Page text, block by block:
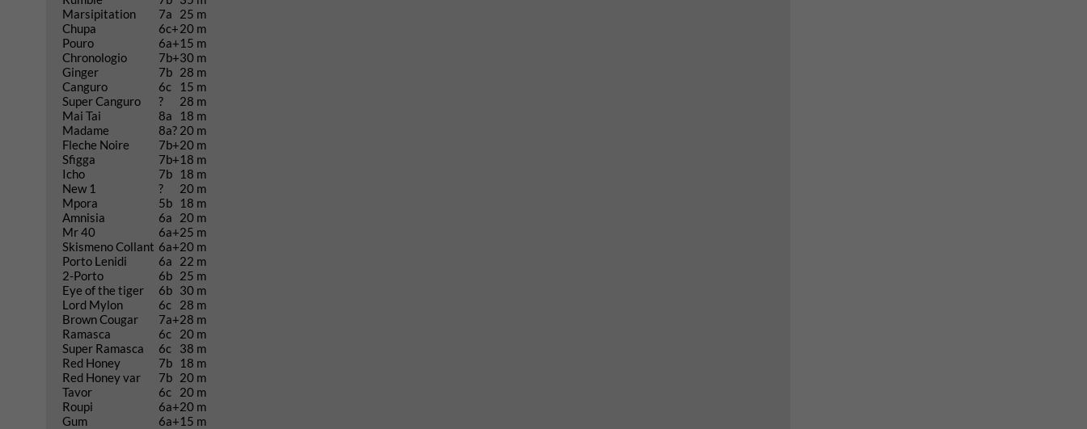
Marsipitation
7a
25 m
Chupa
6c+20 m
Pouro
6a+15 m
Chronologio
7b+30 m
Ginger
7b 28 m
Canguro
6c
15 m
Super Canguro
?
28 m
Mai Tai
8a
18 m
Madame
8a? 20 m
Fleche Noire
7b+20 m
Sfigga
7b+18 m
Icho
7b
18 m
New 1
?
20 m
Mpora
5b
18 m
Amnisia
6a
20 m
Mr 40
6a+25 m
Skismeno Collant 6a+20 m
Porto Lenidi
6a
22 m
2-Porto
6b 25 m
Eye of the tiger
6b 30 m
Lord Mylon
6c
28 m
Brown Cougar
7a+28 m
Ramasca
6c
20 m
Super Ramasca
6c
38 m
Red Honey
7b
18 m
Red Honey var
7b 20 m
Tavor
6c
20 m
Roupi
6a+20 m
Gum
6a+15 m